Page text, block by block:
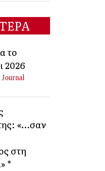
το
2026
«…σαν
στη
*